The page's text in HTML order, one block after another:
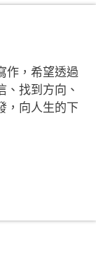
作，希望透過
、找到方向、
，向人生的下